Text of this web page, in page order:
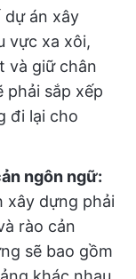
dự án xây
vực xa xôi,
và giữ chân
phải sắp xếp
đi lại cho
ngôn ngữ:
xây dựng phải
rào cản
sẽ bao gồm